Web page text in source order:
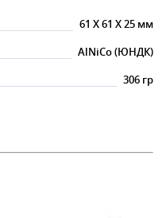
61 X61 X25 мм
AlNiCo (ЮНДК)
306 гр